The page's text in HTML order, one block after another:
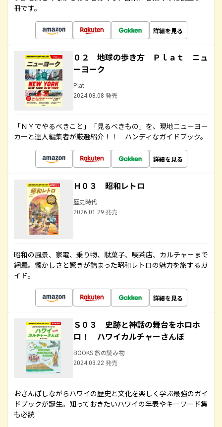
冊です。
詳細を見る
０２ 地球の歩き方 Ｐｌａｔ ニュ
ーヨーク
Plat
2024.08.08 発売
「ＮＹでやるべきこと」「見るべきもの」を、現地ニューヨー
カーと達人編集者が厳選紹介！！ ハンディなガイドブック。
詳細を見る
Ｈ０３ 昭和レトロ
歴史時代
2026.01.29 発売
昭和の風景、家電、乗り物、駄菓子、喫茶店、カルチャーまで
網羅。懐かしさと驚きが詰まった昭和レトロの魅力を旅するガ
イド。
詳細を見る
Ｓ０３ 史跡と神話の舞台をホロホ
ロ！ ハワイカルチャーさんぽ
BOOKS 旅の読み物
2024.03.22 発売
おさんぽしながらハワイの歴史と文化を楽しく学ぶ最強のガイ
ドブックが誕生。知っておきたいハワイの年表やキーワード集
も必読